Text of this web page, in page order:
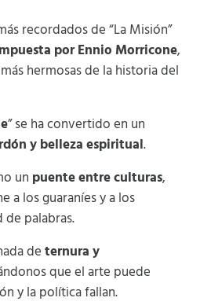
recordados de “La Misión”
por Ennio Morricone,
hermosas de la historia del
” se ha convertido en un
y belleza espiritual.
un puente entre culturas,
a los guaraníes y a los
palabras.
deternura y
que el arte puede
y la política fallan.